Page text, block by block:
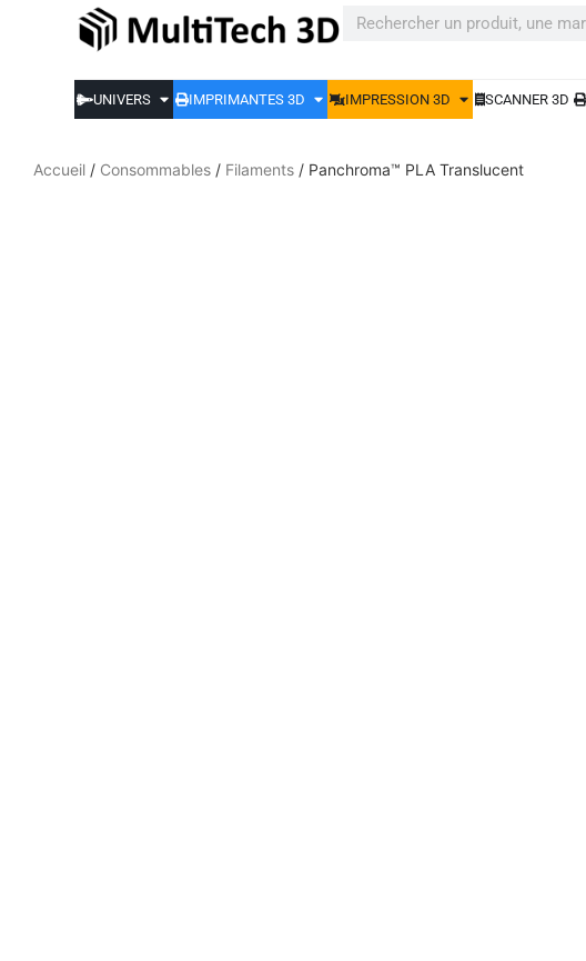
UNIVERS IMPRIMANTES 3D IMPRESSION 3D SCANNER 3D
Accueil / Consommables / Filaments / Panchroma™ PLA Translucent